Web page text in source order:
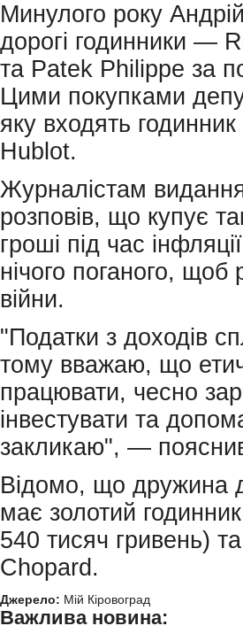
Минулого року
дорогі годинники —
та Patek Philippe за
Цими покупками
яку входять
Hublot.
Журналістам
розповів, що купує
гроші під час
нічого поганого, щоб
війни.
"Податки з доходів
тому вважаю, що
працювати, чесно
інвестувати та
закликаю", —
Відомо, що дружина
має золотий
540 тисяч гривень)
Chopard.
Джерело: Мій Кіровоград
Важлива новина: